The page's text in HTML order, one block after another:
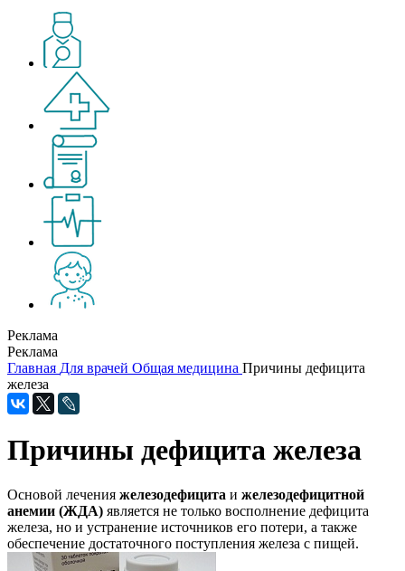
Реклама
Реклама
Главная Для врачей Общая медицина Причины дефицита
железа
Причины дефицита железа
Основой лечения железодефицита и железодефицитной
анемии (ЖДА) является не только восполнение дефицита
железа, но и устранение источников его потери, а также
обеспечение достаточного поступления железа с пищей.